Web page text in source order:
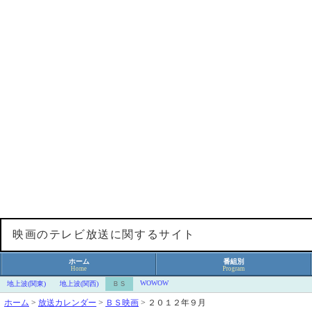
映画のテレビ放送に関するサイト
ホーム
Home
番組別
Program
地上波(関東) 地上波(関西) ＢＳ WOWOW
ホーム > 放送カレンダー > ＢＳ映画 > ２０１２年９月